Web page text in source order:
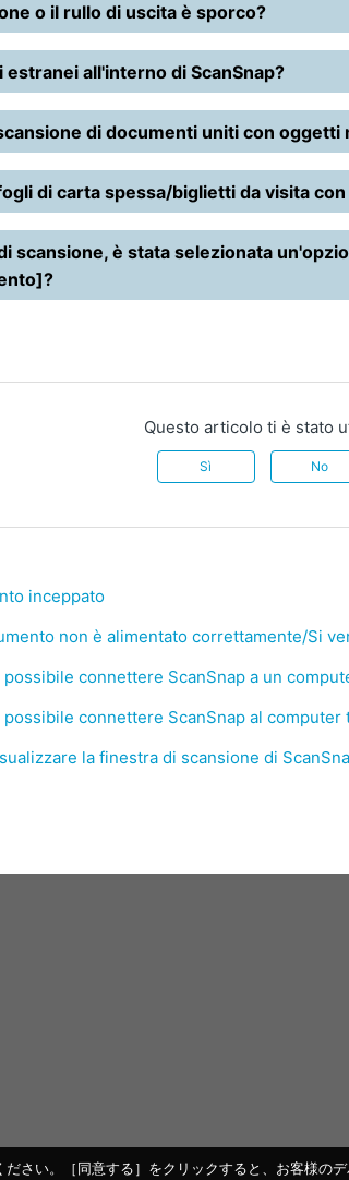
o il rullo di uscita è sporco?
all'interno di ScanSnap?
di documenti uniti con
di carta spessa/biglietti da visita
scansione, è stata selezionata
Questo articolo ti è stato
Sì No
inceppato
non è alimentato correttamente/Si
connettere ScanSnap a un
possibile connettere ScanSnap al computer
la finestra di scansione di
ださい。［同意する］をクリックすると、お客様の